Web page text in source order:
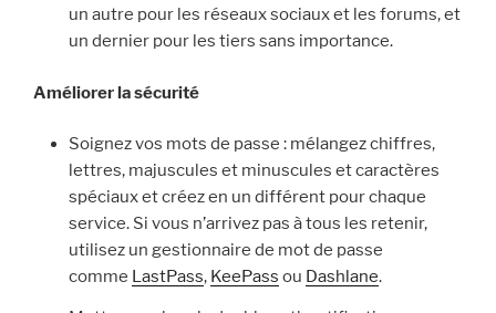
un autre pour les réseaux sociaux et les forums, et
un dernier pour les tiers sans importance.
Améliorer la sécurité
Soignez vos mots de passe : mélangez chiffres,
lettres, majuscules et minuscules et caractères
spéciaux et créez en un différent pour chaque
service. Si vous n’arrivez pas à tous les retenir,
utilisez un gestionnaire de mot de passe
comme LastPass, KeePass ou Dashlane.